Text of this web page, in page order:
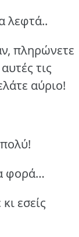
λεφτά..
πληρώνετε
τις
αύριο!
φορά…
εσείς